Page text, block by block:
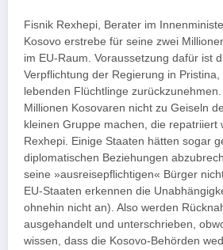
Fisnik Rexhepi, Berater im
Kosovo erstrebe für seine zwei
im EU-Raum. Voraussetzung dafür ist
Verpflichtung der Regierung in
lebenden Flüchtlinge
Millionen Kosovaren nicht zu Geiseln
kleinen Gruppe machen, die repatriiert
Rexhepi. Einige Staaten hätten sogar
diplomatischen Beziehungen
seine »ausreisepflichtigen« Bürger
EU-Staaten erkennen die
ohnehin nicht an). Also werden
ausgehandelt und unterschrieben,
wissen, dass die Kosovo-Behörden